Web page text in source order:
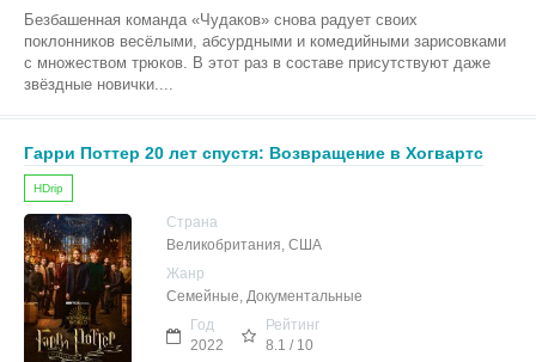
Безбашенная команда «Чудаков» снова радует своих
поклонников весёлыми, абсурдными и комедийными зарисовками
с множеством трюков. В этот раз в составе присутствуют даже
звёздные новички....
Гарри Поттер 20 лет спустя: Возвращение в Хогвартс
HDrip
Страна
Великобритания, США
Жанр
Семейные, Документальные
Год
2022
Рейтинг
8.1 / 10